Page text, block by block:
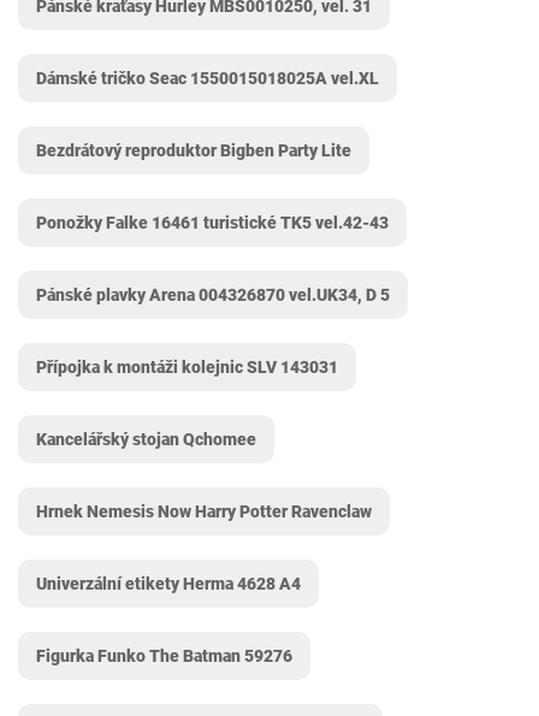
Pánské kraťasy Hurley MBS0010250, vel. 31
Dámské tričko Seac 1550015018025A vel.XL
Bezdrátový reproduktor Bigben Party Lite
Ponožky Falke 16461 turistické TK5 vel.42-43
Pánské plavky Arena 004326870 vel.UK34, D 5
Přípojka k montáži kolejnic SLV 143031
Kancelářský stojan Qchomee
Hrnek Nemesis Now Harry Potter Ravenclaw
Univerzální etikety Herma 4628 A4
Figurka Funko The Batman 59276